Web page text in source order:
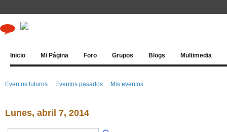
Inicio Mi Página Foro Grupos Blogs Multimedia
Eventos futuros Eventos pasados Mis eventos
Lunes, abril 7, 2014